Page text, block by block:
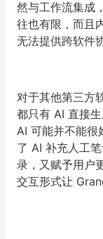
然与工作流集成
往也有限，而且
无法提供跨软件
对于其他第三方
都只有 AI 直接
AI 可能并不能很
了 AI 补充人工
录，又赋予用户
交互形式让